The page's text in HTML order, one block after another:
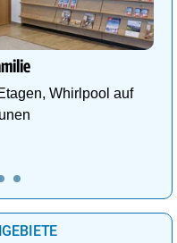
Whirlpool auf